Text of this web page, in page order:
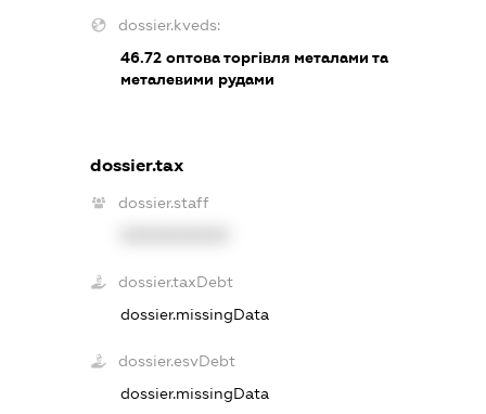
dossier.kveds:
46.72 оптова торгівля металами та
металевими рудами
dossier.tax
dossier.staff
dossier.taxDebt
dossier.missingData
dossier.esvDebt
dossier.missingData